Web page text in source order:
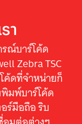
า
ณ์บาร์โค้ด
Zebra TSC
ค้ดที่จำหน่ายก็
มพ์บาร์โค้ด
ร์มือถือ ริบ